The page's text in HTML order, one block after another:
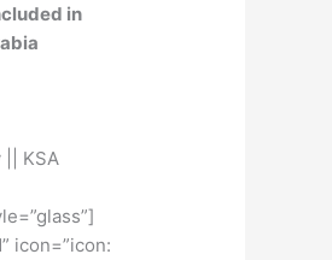
in
|| KSA
icon=”icon: